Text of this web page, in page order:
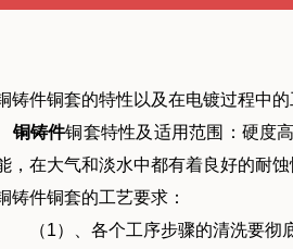
铸件铜套的特性以及在电镀过程中的
铜铸件铜套特性及适用范围：硬度
，在大气和淡水中都有着良好的耐
铸件铜套的工艺要求：
1）、各个工序步骤的清洗要彻底